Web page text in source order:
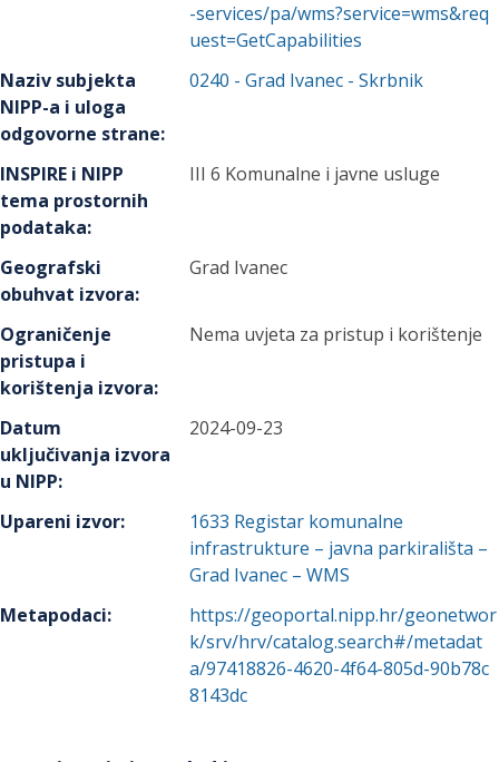
-services/pa/wms?service=wms&req
uest=GetCapabilities
Naziv subjekta
NIPP-a i uloga
odgovorne strane:
0240 -Grad Ivanec - Skrbnik
INSPIRE i NIPP
tema prostornih
podataka:
III 6 Komunalne i javne usluge
Geografski
obuhvat izvora:
Grad Ivanec
Ograničenje
pristupa i
korištenja izvora:
Nema uvjeta za pristup i korištenje
Datum
uključivanja izvora
u NIPP:
2024-09-23
Upareni izvor: 1633 Registar komunalne
infrastrukture – javna parkirališta –
Grad Ivanec – WMS
Metapodaci:
https://geoportal.nipp.hr/geonetwor
k/srv/hrv/catalog.search#/metadat
a/97418826-4620-4f64-805d-90b78c
8143dc